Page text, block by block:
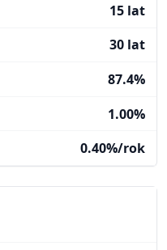
15 lat
30 lat
87.4%
1.00%
0.40%/rok